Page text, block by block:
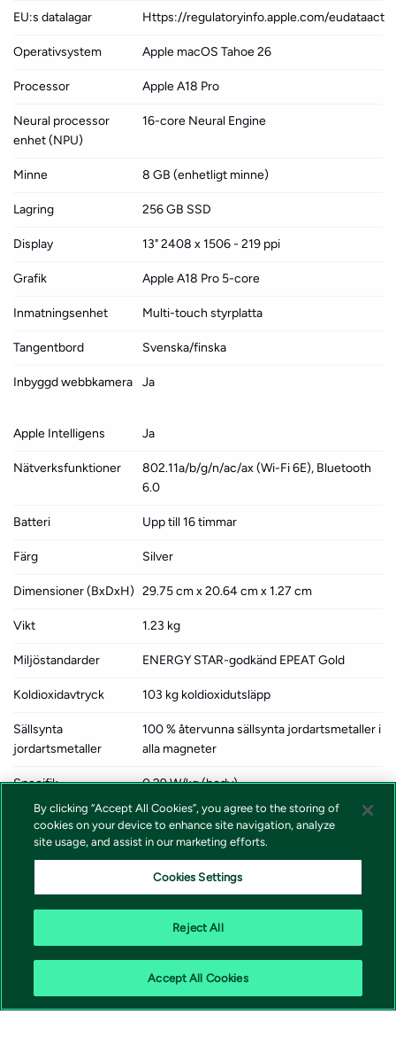
EU:s datalagar Https://regulatoryinfo.apple.com/eudataact
Operativsystem Apple macOS Tahoe 26
Processor Apple A18 Pro
Neural processor
enhet (NPU)
16-core Neural Engine
Minne 8 GB (enhetligt minne)
Lagring 256 GB SSD
Display 13" 2408 x 1506 - 219 ppi
Grafik Apple A18 Pro 5-core
Inmatningsenhet Multi-touch styrplatta
Tangentbord Svenska/finska
Inbyggd webbkamera Ja
Apple Intelligens Ja
Nätverksfunktioner
802.11a/b/g/n/ac/ax (Wi-Fi 6E), Bluetooth
6.0
Batteri Upp till 16 timmar
Färg Silver
Dimensioner (BxDxH) 29.75 cm x 20.64 cm x 1.27 cm
Vikt 1.23 kg
Miljöstandarder ENERGY STAR-godkänd EPEAT Gold
Koldioxidavtryck 103 kg koldioxidutsläpp
Sällsynta
jordartsmetaller
100 % återvunna sällsynta jordartsmetaller i
alla magneter
Specifik
absorptionshastighet
(SAR)
0.29 W/kg (body)
0.29 W/kg (lem)
Tillverkarens garanti
Begränsad garanti - 1 år
Tekniskt stöd - telefonrådgivning - 90
dagar
By clicking “Accept All Cookies”, you agree to the storing of
cookies on your device to enhance site navigation, analyze
site usage, and assist in our marketing efforts.
Cookies Settings
Reject All
Accept All Cookies